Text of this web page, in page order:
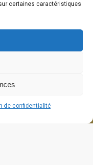
certaines caractéristiques
de confidentialité